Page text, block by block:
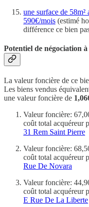
une surface de
590€/mois (estimé
différence ce bien
Potentiel de négociation
La valeur foncière de ce
Les biens vendus
une valeur foncière de
Valeur foncière:
coût total acquéreur
31 Rem Saint Pierre
Valeur foncière:
coût total acquéreur
Rue De Novara
Valeur foncière:
coût total acquéreur
E Rue De La Liberte